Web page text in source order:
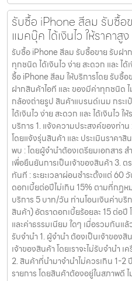
รับซื้อ iPhone สีลม รับซื้อ
แมคบุ๊ค ได้เงินไว ให้ราคาสูง
รับซื้อ iPhone สีลม รับซื้อขาย รับฝา
ทุกชนิด ได้เงินไว ง่าย สะดวก และ ไ
ซื้อ iPhone สีลม ให้บริการโดย รับซื้
ฝากสินค้าไอที และ ของมีค่าทุกชนิด
กล้องถ่ายรูป สินค้าแบรนด์เนม กระ
ได้เงินไว ง่าย สะดวก และ ได้เงินไว
บริการ 1. แจ้งความประสงค์ของท่า
โดยแจ้งรุ่นสินค้า และ ประเมินราคา
พบ : โดยผู้จำนำต้องเตรียมเอกสาร ส
เพื่อยืนยันการเป็นเจ้าของสินค้า 3.
ทันที : ระยะเวลาผ่อนชำระตั้งแต่ 60
ดอกเบี้ยต่อปีไม่เกิน 15% ตามที่กฏห
บริการ 5 บาท/วัน ท่านโอนเงินค่าบ
สินค้า) อัตราดอกเบี้ยร้อยละ 15 ต่อ
และค่าธรรมเนียม ใดๆ เมื่อรวมกันแ
รับจำนำ 1. ผู้จำนำ ต้องเป็นเจ้าของ
เจ้าของสินค้า โดยเราจะไม่รับจำนำ
2. สินค้าที่นำมาจำนำไม่ควรเกิน 1-2
รายการ โดยสินค้าต้องอยู่ในสภาพดี